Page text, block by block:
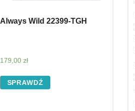
Always Wild 22399-TGH
179,00zł
SPRAWDŹ